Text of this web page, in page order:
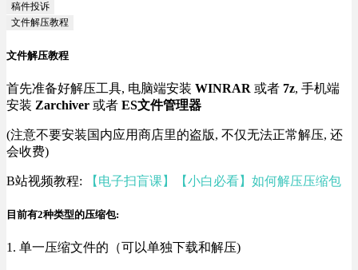
稿件投诉
文件解压教程
文件解压教程
首先准备好解压工具, 电脑端安装 WINRAR 或者 7z, 手机端
安装 Zarchiver 或者 ES文件管理器
(注意不要安装国内应用商店里的盗版, 不仅无法正常解压, 还
会收费)
B站视频教程: 【电子扫盲课】【小白必看】如何解压压缩包
目前有2种类型的压缩包:
1. 单一压缩文件的（可以单独下载和解压)